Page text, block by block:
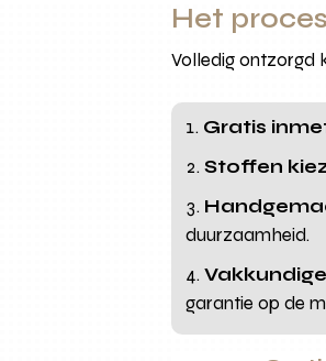
Het
Volledig ontzorgd
Gratis
Stoffen
duurzaamheid.
garantie op de